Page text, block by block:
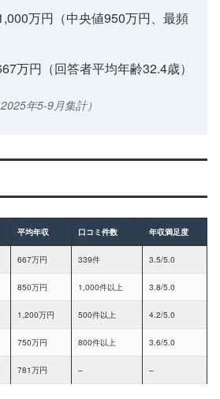
万円（中央値950万円、最頻
万円（回答者平均年齢32.4歳）
年5-9月集計）
平均年収 口コミ件数 年収満足度
667万円 339件 3.5/5.0
850万円 1,000件以上 3.8/5.0
1,200万円 500件以上 4.2/5.0
750万円 800件以上 3.6/5.0
781万円 – –